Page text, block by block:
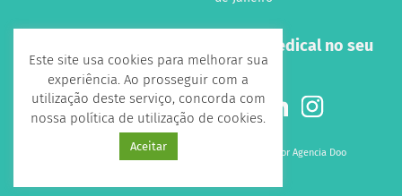
Receba novidades sobre a Zeiki Medical no seu
e-mail!
Siga-nos nas Redes Sociais
Todos os direitos reservados 2026 - Desenvolvido por Agencia Doo
Este site usa cookies para melhorar sua
experiência. Ao prosseguir com a
utilização deste serviço, concorda com
nossa política de utilização de cookies.
Aceitar